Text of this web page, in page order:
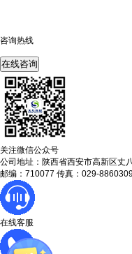
咨询热线
在线咨询
关注微信公众号
公司地址：陕西省西安市高新区丈
邮编：710077 传真：029-
在线客服